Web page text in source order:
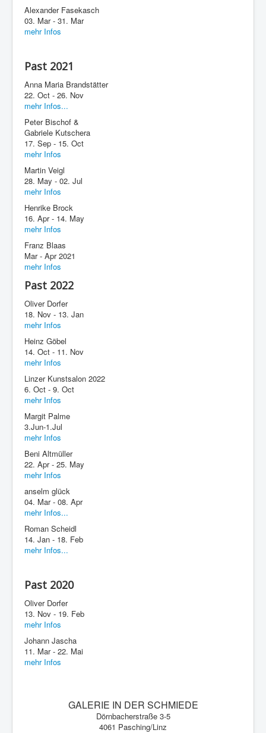
Alexander Fasekasch
03. Mar - 31. Mar
mehr Infos
Past 2021
Anna Maria Brandstätter
22. Oct - 26. Nov
mehr Infos...
Peter Bischof &
Gabriele Kutschera
17. Sep - 15. Oct
mehr Infos
Martin Veigl
28. May - 02. Jul
mehr Infos
Henrike Brock
16. Apr - 14. May
mehr Infos
Franz Blaas
Mar - Apr 2021
mehr Infos
Past 2022
Oliver Dorfer
18. Nov - 13. Jan
mehr Infos
Heinz Göbel
14. Oct - 11. Nov
mehr Infos
Linzer Kunstsalon 2022
6. Oct - 9. Oct
mehr Infos
Margit Palme
3.Jun-1.Jul
mehr Infos
Beni Altmüller
22. Apr - 25. May
mehr Infos
anselm glück
04. Mar - 08. Apr
mehr Infos...
Roman Scheidl
14. Jan - 18. Feb
mehr Infos...
Past 2020
Oliver Dorfer
13. Nov - 19. Feb
mehr Infos
Johann Jascha
11. Mar - 22. Mai
mehr Infos
GALERIE IN DER SCHMIEDE
Dörnbacherstraße 3-5
4061 Pasching/Linz